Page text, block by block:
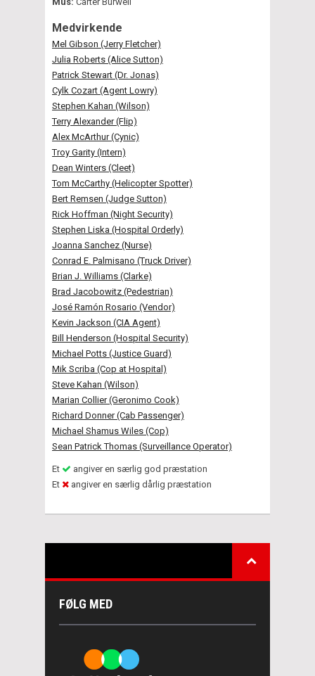
Medvirkende
Mel Gibson (Jerry Fletcher)
Julia Roberts (Alice Sutton)
Patrick Stewart (Dr. Jonas)
Cylk Cozart (Agent Lowry)
Stephen Kahan (Wilson)
Terry Alexander (Flip)
Alex McArthur (Cynic)
Troy Garity (Intern)
Dean Winters (Cleet)
Tom McCarthy (Helicopter Spotter)
Bert Remsen (Judge Sutton)
Rick Hoffman (Night Security)
Stephen Liska (Hospital Orderly)
Joanna Sanchez (Nurse)
Conrad E. Palmisano (Truck Driver)
Brian J. Williams (Clarke)
Brad Jacobowitz (Pedestrian)
José Ramón Rosario (Vendor)
Kevin Jackson (CIA Agent)
Bill Henderson (Hospital Security)
Michael Potts (Justice Guard)
Mik Scriba (Cop at Hospital)
Steve Kahan (Wilson)
Marian Collier (Geronimo Cook)
Richard Donner (Cab Passenger)
Michael Shamus Wiles (Cop)
Sean Patrick Thomas (Surveillance Operator)
Et
angiver en særlig god præstation
Et
angiver en særlig dårlig præstation
FØLG MED